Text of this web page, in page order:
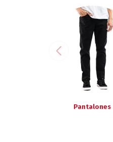
Pantalones